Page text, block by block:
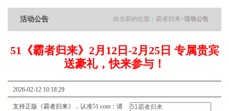
你当前的位置： 霸者归来>活动公告
活动公告
51《霸者归来》2月12日-2月25日 专属贵宾
送豪礼，快来参与！
2026-02-12 10:18:29
支持正版《霸者归来》，认准51.com：请